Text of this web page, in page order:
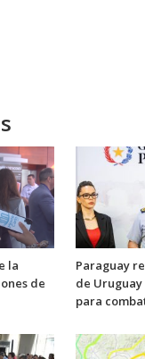
la
de
Paraguay
de
para